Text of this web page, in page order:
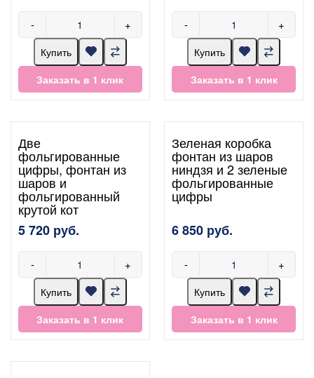
- +
Купить
Заказать в 1 клик
- +
Купить
Заказать в 1 клик
Две
фольгированные
цифры, фонтан из
шаров и
фольгированный
крутой кот
5 720 руб.
- +
Купить
Заказать в 1 клик
Зеленая коробка
фонтан из шаров
ниндзя и 2 зеленые
фольгированные
цифры
6 850 руб.
- +
Купить
Заказать в 1 клик